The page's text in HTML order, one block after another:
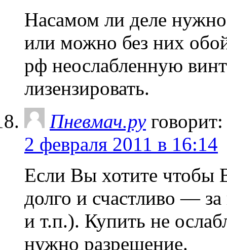
Насамом ли деле
или можно без них
рф неослабленную
лизензировать.
Пневмач.ру говорит:
2 февраля 2011 в 16:14
Если Вы хотите чтобы
долго и счастливо —
и т.п.). Купить не
нужно разрешение.